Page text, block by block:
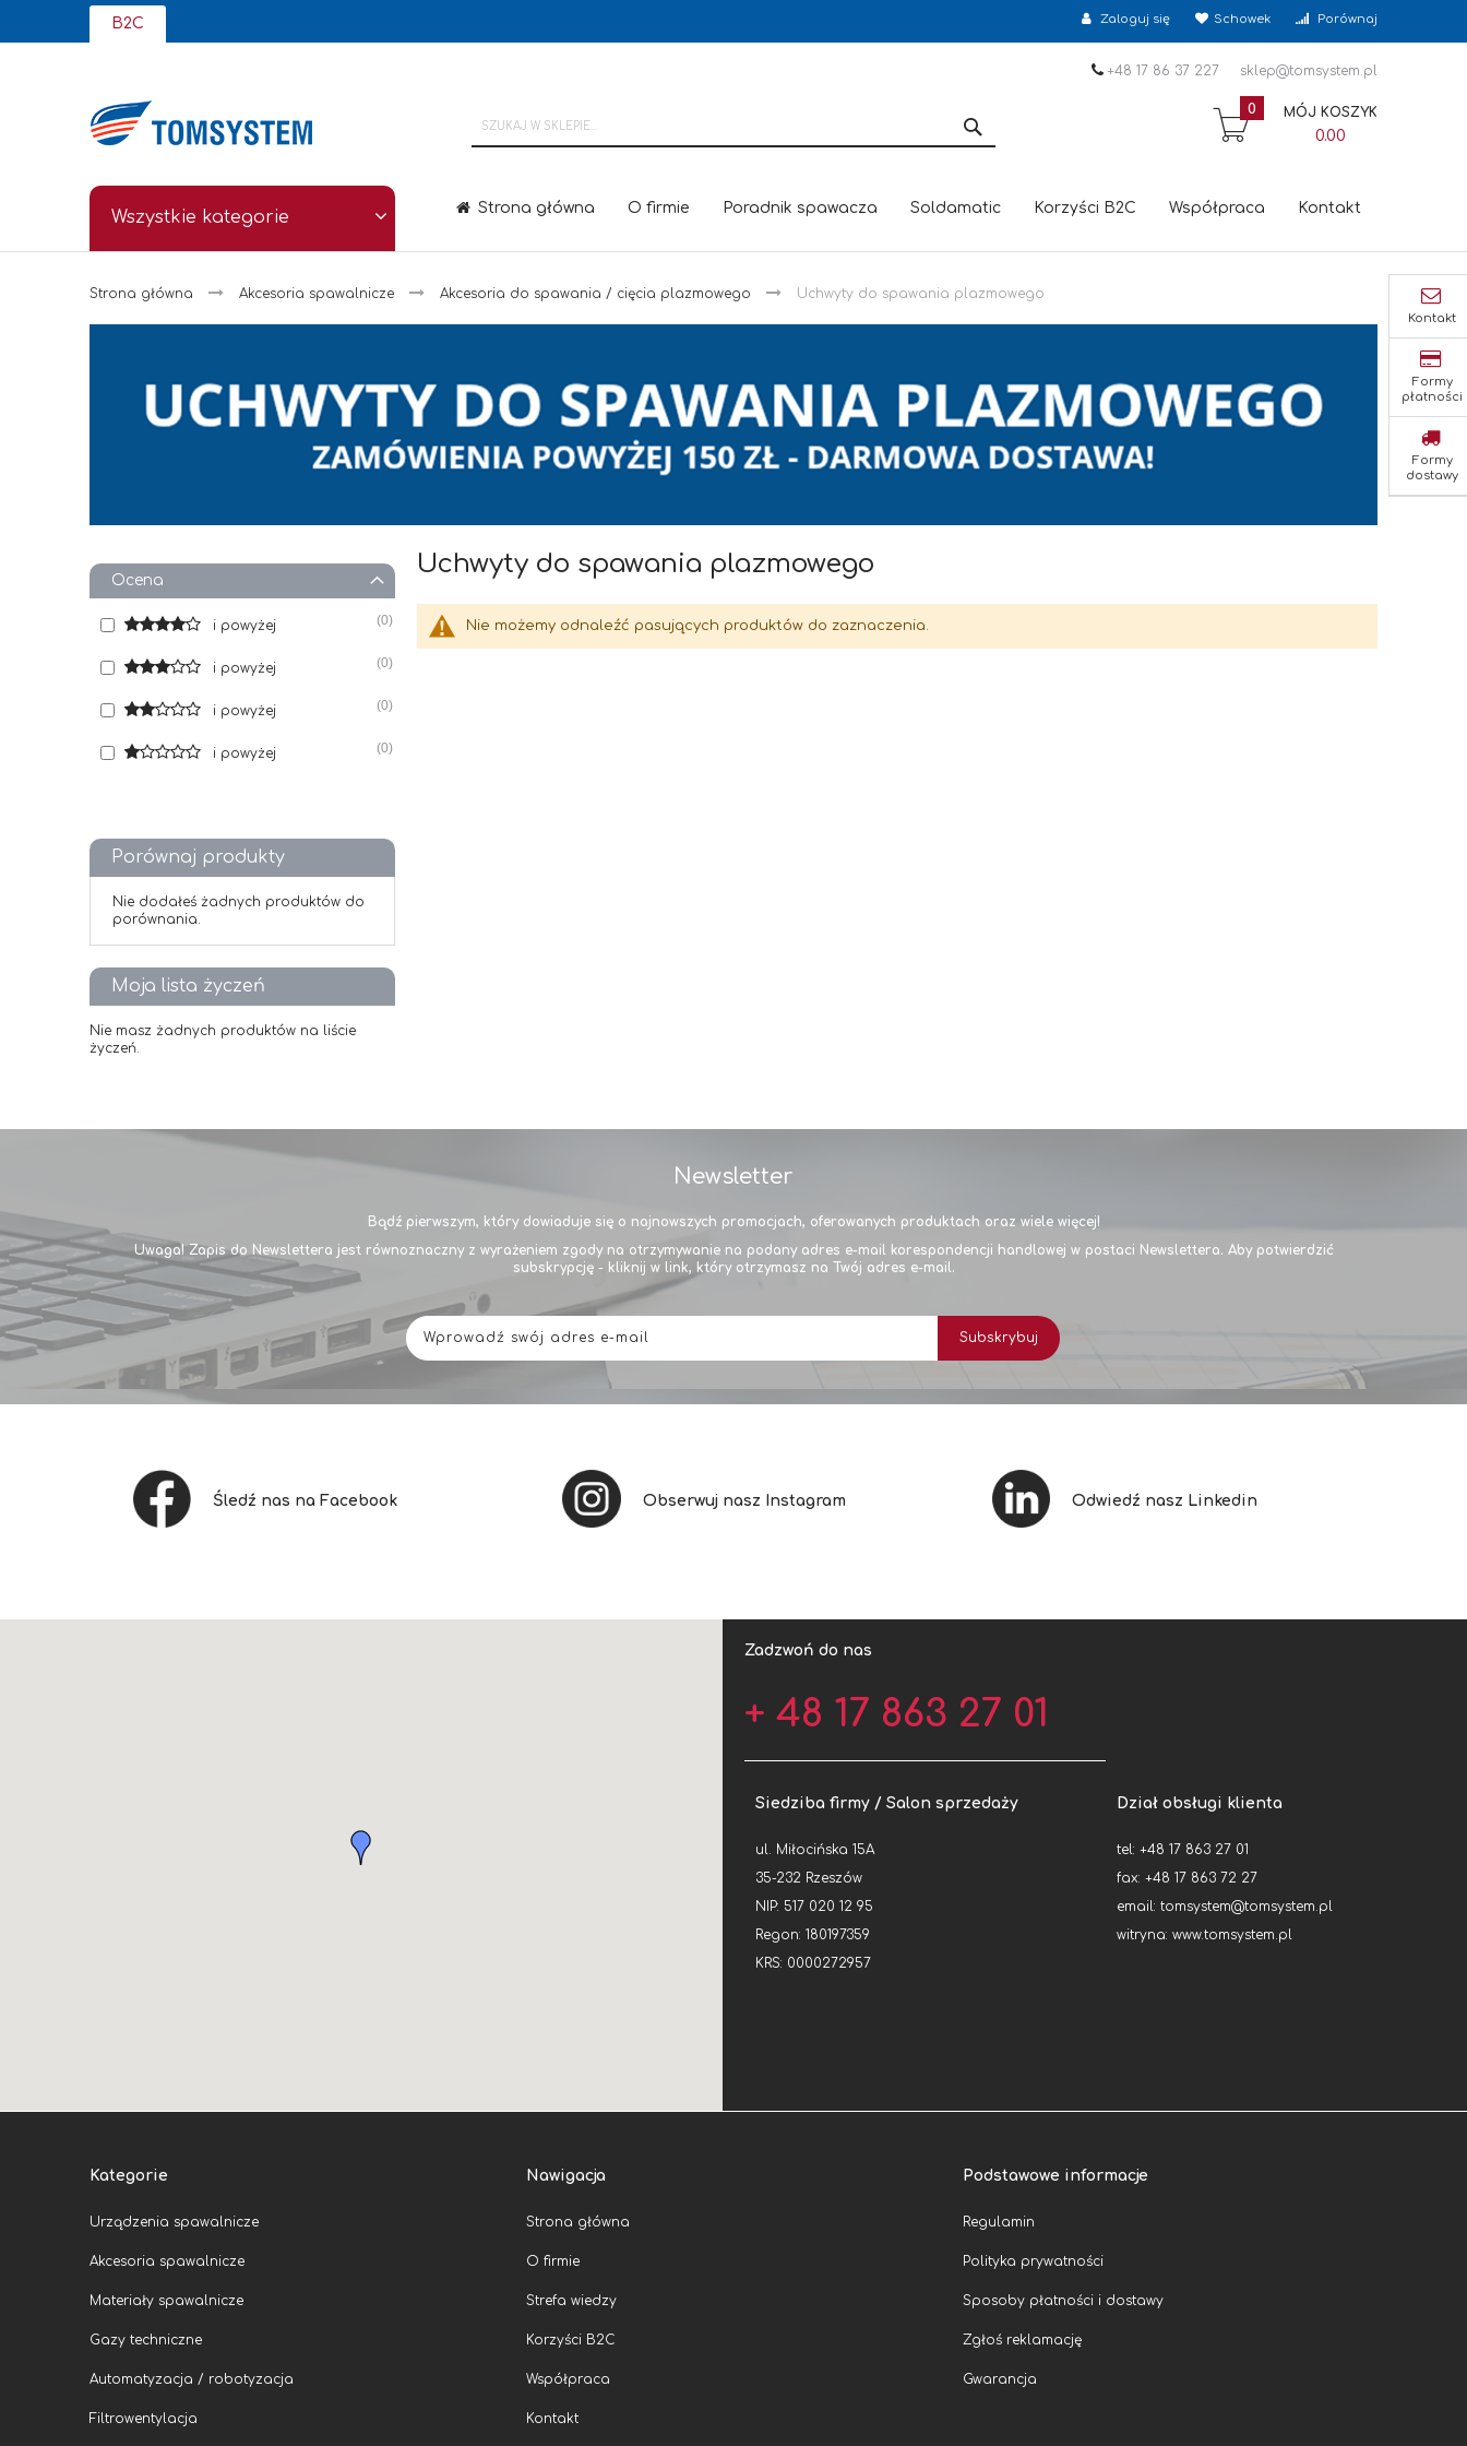
Przejdź
treści
B2C Zaloguj się Schowek Porównaj
+48 17 86 37 227 sklep@tomsystem.pl
MÓJ KOSZYK
0.00
0
Wszystkie kategorie Strona główna O firmie Poradnik spawacza Soldamatic Korzyści B2C Współpraca Kontakt
Strona główna Akcesoria spawalnicze Akcesoria do spawania / cięcia plazmowego Uchwyty do spawania plazmowego
Uchwyty do spawania plazmowego
Nie możemy odnaleźć pasujących produktów do zaznaczenia.
Kontakt
Formy
płatności
Formy
dostawy
Ocena
i powyżej 0
i powyżej 0
i powyżej 0
i powyżej 0
Porównaj produkty
Nie dodałeś żadnych produktów do
porównania.
Moja lista życzeń
Nie masz żadnych produktów na liście
życzeń.
Newsletter
Bądź pierwszym, który dowiaduje się o najnowszych promocjach, oferowanych produktach oraz wiele więcej!
Uwaga! Zapis do Newslettera jest równoznaczny z wyrażeniem zgody na otrzymywanie na podany adres e-mail korespondencji handlowej w postaci Newslettera. Aby potwierdzić
subskrypcję - kliknij w link, który otrzymasz na Twój adres e-mail.
newsletter:
Subskrybuj
Śledź nas na Facebook Obserwuj nasz Instagram Odwiedź nasz Linkedin
Zadzwoń do nas
+ 48 17 863 27 01
Siedziba firmy / Salon sprzedaży
ul. Miłocińska 15A
35-232 Rzeszów
NIP: 517 020 12 95
Regon: 180197359
KRS: 0000272957
Dział obsługi klienta
tel: +48 17 863 27 01
fax: +48 17 863 72 27
email: tomsystem@tomsystem.pl
witryna: www.tomsystem.pl
Kategorie
Urządzenia spawalnicze
Akcesoria spawalnicze
Materiały spawalnicze
Gazy techniczne
Automatyzacja / robotyzacja
Filtrowentylacja
Nawigacja
Strona główna
O firmie
Strefa wiedzy
Korzyści B2C
Współpraca
Kontakt
Podstawowe informacje
Regulamin
Polityka prywatności
Sposoby płatności i dostawy
Zgłoś reklamację
Gwarancja